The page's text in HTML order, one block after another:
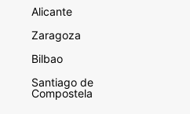
Alicante
Zaragoza
Bilbao
Santiago de
Compostela